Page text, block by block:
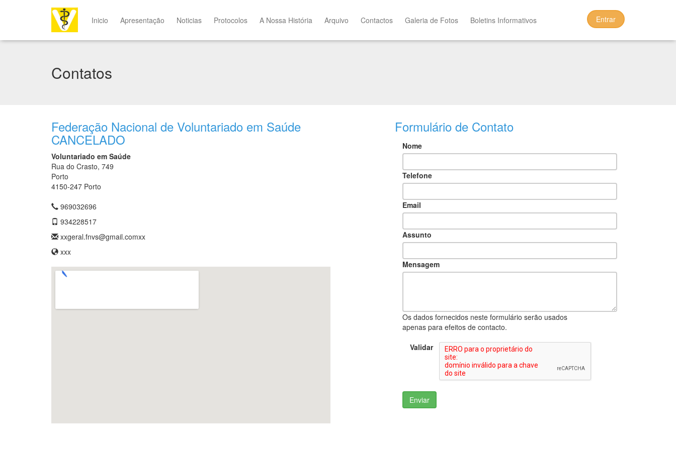
Inicio Apresentação Noticias Protocolos A Nossa História Arquivo Contactos Galeria de Fotos Boletins Informativos Entrar
Contatos
Federação Nacional de Voluntariado em Saúde
CANCELADO
Voluntariado em Saúde
Rua do Crasto, 749
Porto
4150-247 Porto
969032696
934228517
xxgeral.fnvs@gmail.comxx
xxx
Formulário de Contato
Nome
Telefone
Email
Assunto
Mensagem
Os dados fornecidos neste formulário serão usados
apenas para efeitos de contacto.
Validar